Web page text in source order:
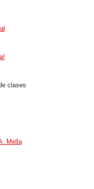
clases
Mella